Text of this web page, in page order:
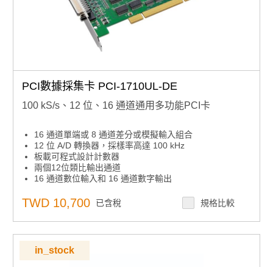
PCI數據採集卡 PCI-1710UL-DE
100 kS/s、12 位、16 通道通用多功能PCI卡
16 通道單端或 8 通道差分或模擬輸入組合
12 位 A/D 轉換器，採樣率高達 100 kHz
板載可程式設計計數器
兩個12位類比輸出通道
16 通道數位輸入和 16 通道數字輸出
板載先進先出記憶體（4，096 個樣本）
可程式設計增益
主機板ID™開關
TWD 10,700 已含稅 規格比較
in_stock